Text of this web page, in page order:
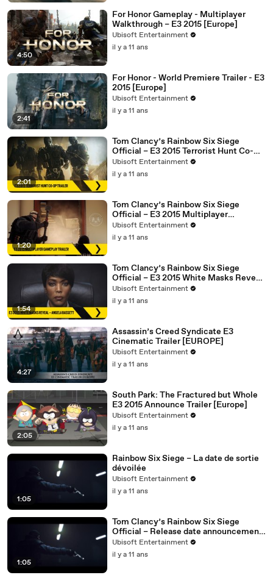
4:50
For Honor Gameplay - Multiplayer
Walkthrough – E3 2015 [Europe]
Ubisoft Entertainment
il y a 11 ans
2:41
For Honor - World Premiere Trailer - E3
2015 [Europe]
Ubisoft Entertainment
il y a 11 ans
2:01
Tom Clancy’s Rainbow Six Siege
Official – E3 2015 Terrorist Hunt Co-Op
Trailer [Europe]
Ubisoft Entertainment
il y a 11 ans
1:20
Tom Clancy’s Rainbow Six Siege
Official – E3 2015 Multiplayer
Gameplay Trailer [Europe]
Ubisoft Entertainment
il y a 11 ans
1:54
Tom Clancy’s Rainbow Six Siege
Official – E3 2015 White Masks Reveal
– Angela Bassett [Europe]
Ubisoft Entertainment
il y a 11 ans
4:27
Assassin’s Creed Syndicate E3
Cinematic Trailer [EUROPE]
Ubisoft Entertainment
il y a 11 ans
2:05
South Park: The Fractured but Whole
E3 2015 Announce Trailer [Europe]
Ubisoft Entertainment
il y a 11 ans
1:05
Rainbow Six Siege – La date de sortie
dévoilée
Ubisoft Entertainment
il y a 11 ans
1:05
Tom Clancy’s Rainbow Six Siege
Official – Release date announcement
trailer [UK]
Ubisoft Entertainment
il y a 11 ans